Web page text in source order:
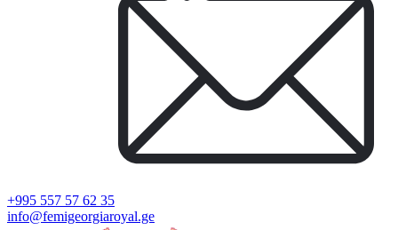
+995 557 57 62 35
info@femigeorgiaroyal.ge